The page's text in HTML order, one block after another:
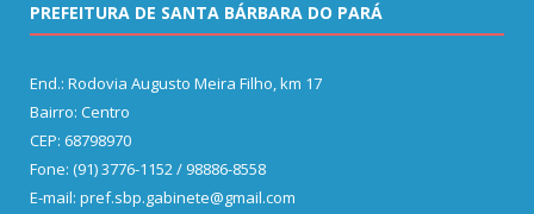
PREFEITURA DE SANTA BÁRBARA DO PARÁ
End.: Rodovia Augusto Meira Filho, km 17
Bairro: Centro
CEP: 68798970
Fone: (91) 3776-1152 / 98886-8558
E-mail: pref.sbp.gabinete@gmail.com